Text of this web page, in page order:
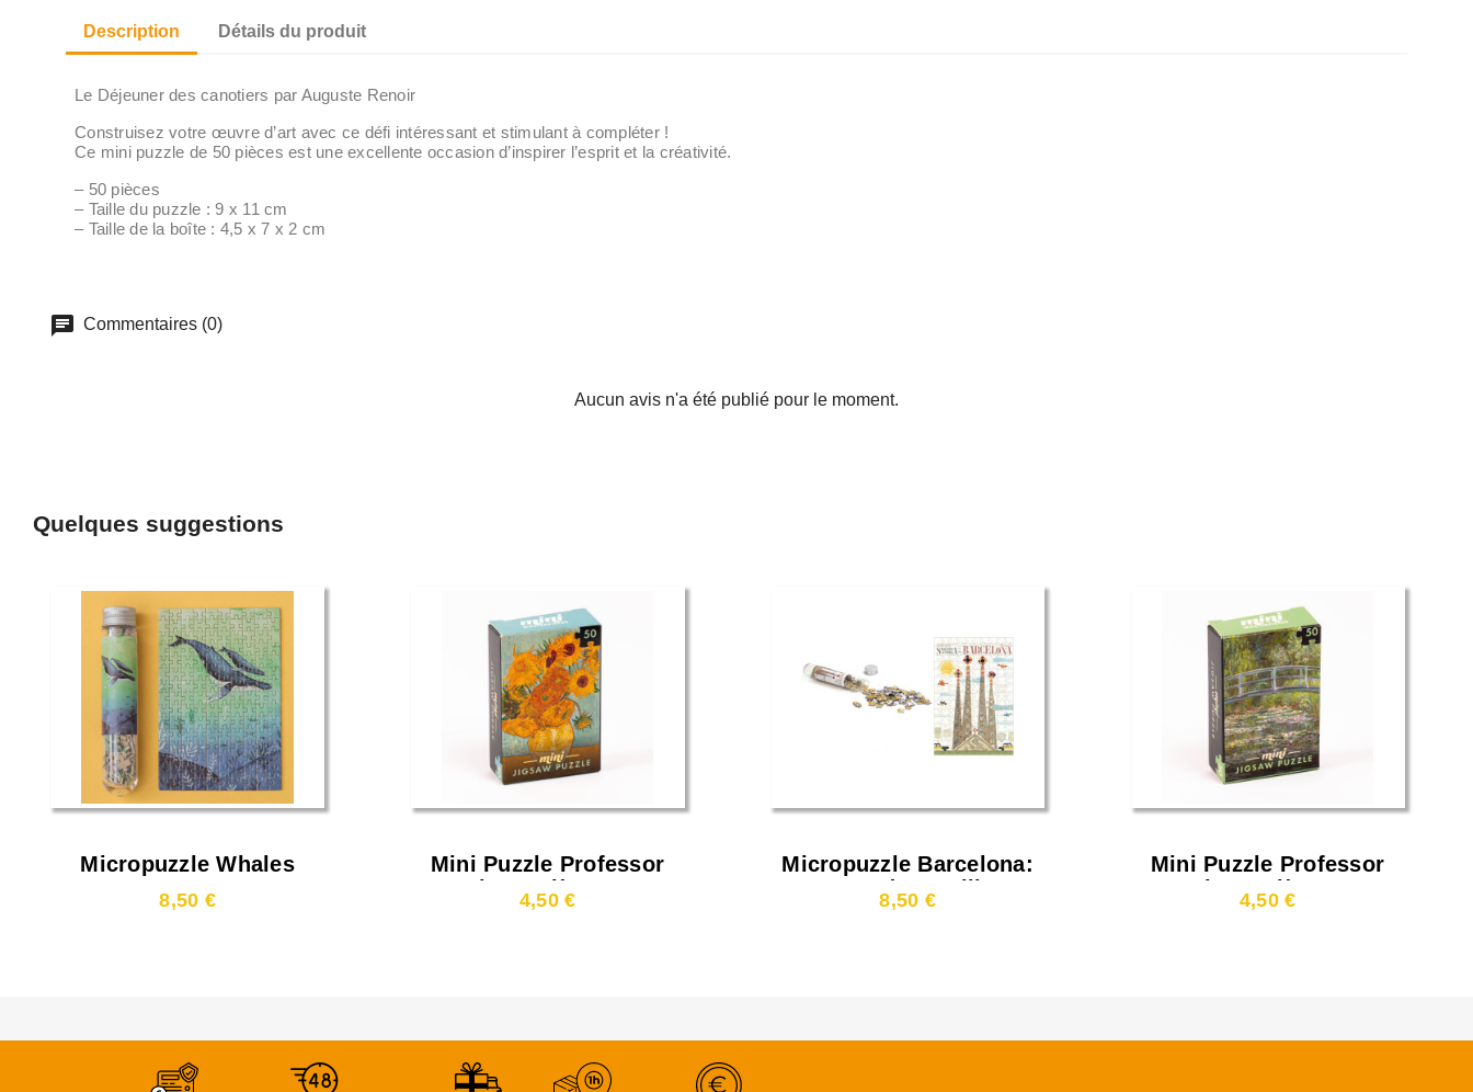
Description Détails du produit
Le Déjeuner des canotiers par Auguste Renoir
Construisez votre œuvre d’art avec ce défi intéressant et stimulant à compléter !
Ce mini puzzle de 50 pièces est une excellente occasion d’inspirer l’esprit et la créativité.
– 50 pièces
– Taille du puzzle : 9 x 11 cm
– Taille de la boîte : 4,5 x 7 x 2 cm
Commentaires (0)
Aucun avis n'a été publié pour le moment.
Quelques suggestions
Micropuzzle Whales
8,50 €
Mini Puzzle Professor
Puzzle 50 Pièces - Les
Tournesols
4,50 €
Micropuzzle Barcelona:
Sagrada Familia
8,50 €
Mini Puzzle Professor
Puzzle 50 Pièces - Le
Bassin Aux Nymphéas
4,50 €